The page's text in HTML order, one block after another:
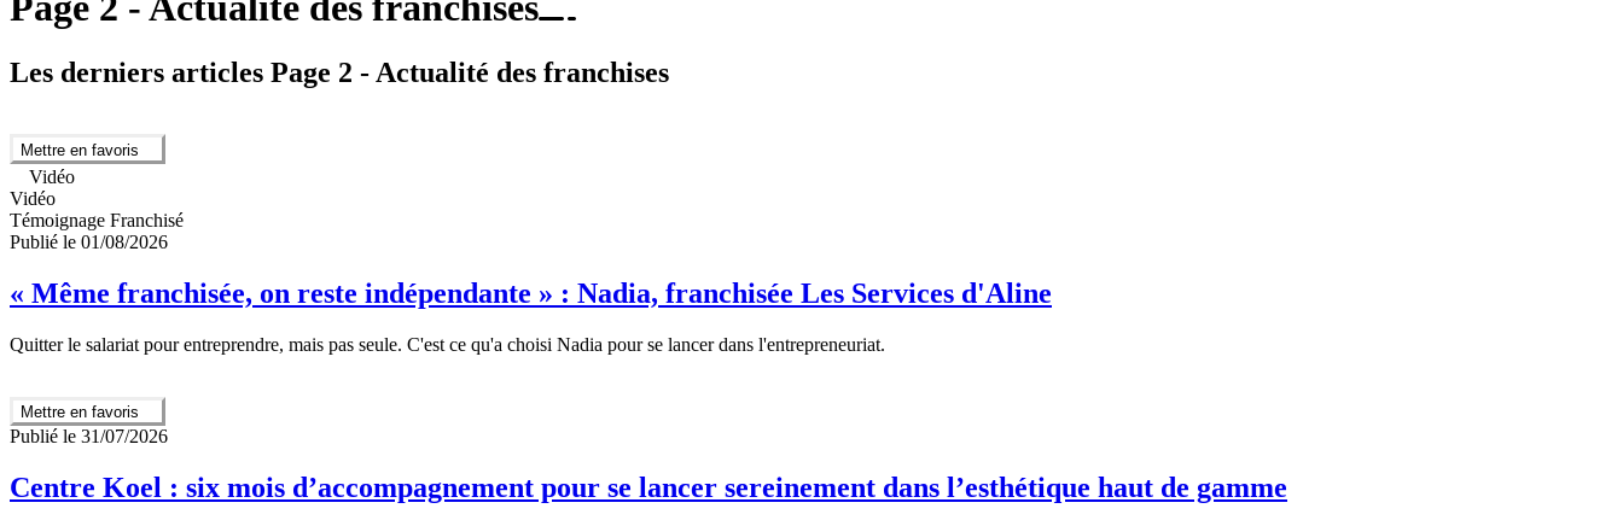
Les derniers articles Page 2 - Actualité des franchises
Mettre en favoris
Vidéo
Vidéo
Témoignage Franchisé
Publié le 01/08/2026
« Même franchisée, on reste indépendante » : Nadia, franchisée Les Services d'Aline
Quitter le salariat pour entreprendre, mais pas seule. C'est ce qu'a choisi Nadia pour se lancer dans l'entrepreneuriat.
Mettre en favoris
Publié le 31/07/2026
Centre Koel : six mois d’accompagnement pour se lancer sereinement dans l’esthétique haut de gamme